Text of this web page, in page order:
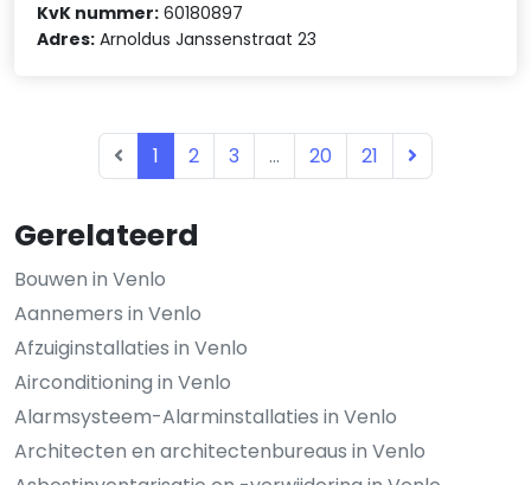
Gerelateerd
Bouwen in Venlo
Aannemers in Venlo
Afzuiginstallaties in Venlo
Airconditioning in Venlo
Alarmsysteem-Alarminstallaties in Venlo
Architecten en architectenbureaus in Venlo
KvK nummer: 60180897
Adres: Arnoldus Janssenstraat 23
1 2 3 ... 20 21